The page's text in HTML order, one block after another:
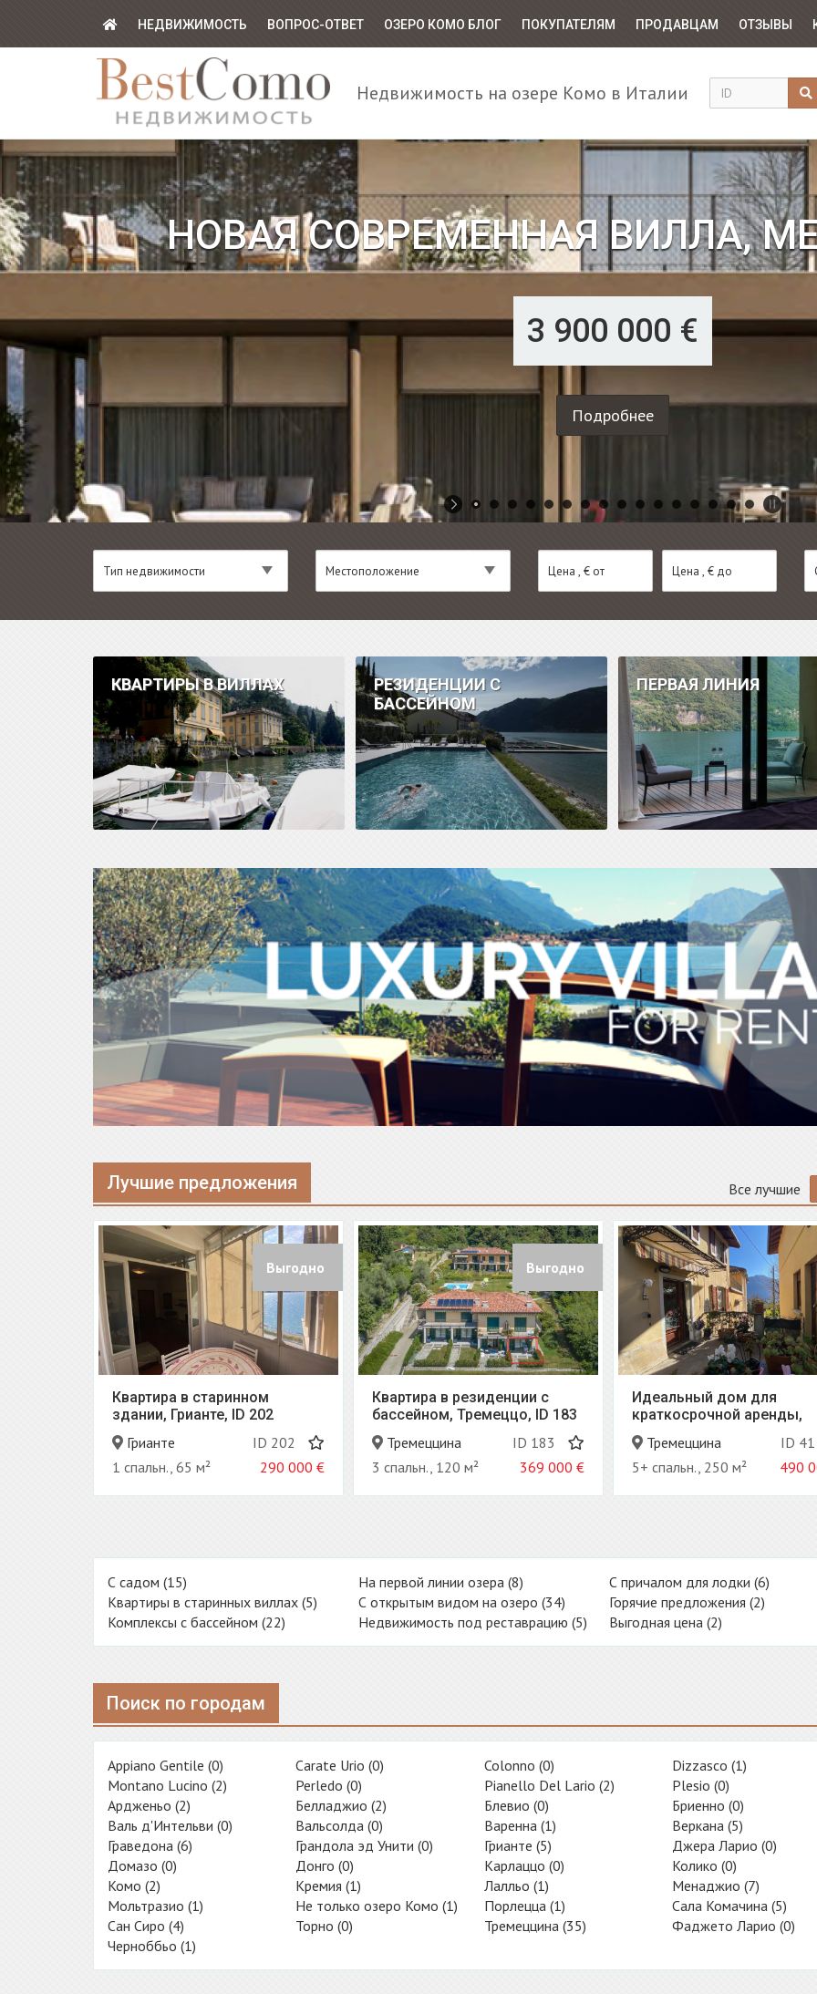
НЕДВИЖИМОСТЬ ВОПРОС-ОТВЕТ ОЗЕРО КОМО БЛОГ ПОКУПАТЕЛЯМ ПРОДАВЦАМ ОТЗЫВЫ
Недвижимость на озере Комо в Италии
НОВАЯ СОВРЕМЕННАЯ ВИЛЛА,
3 900 000 €
Подробнее
Тип недвижимости Местоположение
КВАРТИРЫ В ВИЛЛАХ
РЕЗИДЕНЦИИ С
БАССЕЙНОМ
ПЕРВАЯ ЛИНИЯ
Лучшие предложения Все лучшие
Выгодно
Квартира в резиденции с
бассейном, Тремеццо, ID 183
Тремеццина
ID 183
3 спальн., 120 м²
369 000 €
Идеальный дом для
краткосрочной аренды,
Тремеццина, ID 41
Тремеццина
ID 41
5+ спальн., 250 м²
490 000 €
Современная вилла в
окружении природы,
Монтано Лучино, ID 94
Montano Lucino
ID 94
4 спальн., 340 м², 15000 м²
С садом (15) На первой линии озера (8)
С причалом для лодки (6)
Квартиры в старинных виллах (5)
С открытым видом на озеро (34)
Горячие предложения (2)
Комплексы с бассейном (22)
Недвижимость под реставрацию (5) Выгодная цена (2)
Поиск по городам
Appiano Gentile (0) Carate Urio (0) Colonno (0)
Dizzasco (1)
Montano Lucino (2)
Perledo (0) Pianello Del Lario (2)
Plesio (0)
Ардженьо (2)
Белладжио (2) Блевио (0)
Бриенно (0)
Валь д'Интельви (0)
Вальсолда (0) Варенна (1)
Веркана (5)
Граведона (6)
Грандола эд Унити (0) Грианте (5)
Джера Ларио (0)
Домазо (0)
Донго (0) Карлаццо (0)
Колико (0)
Комо (2)
Кремия (1) Лалльо (1)
Менаджио (7)
Мольтразио (1)
Не только озеро Комо (1) Порлецца (1)
Сала Комачина (5)
Сан Сиро (4)
Торно (0) Тремеццина (35)
Фаджето Ларио (0)
Черноббьо (1)